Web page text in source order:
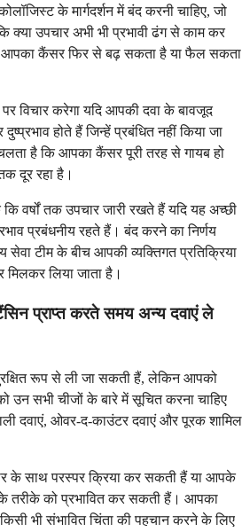
के मार्गदर्शन में बंद करनी चाहिए, जो
क्या उपचार अभी भी प्रभावी ढंग से काम कर
आपका कैंसर फिर से बढ़ सकता है या फैल सकता
विचार करेगा यदि आपकी दवा के बावजूद
होते हैं जिन्हें प्रबंधित नहीं किया जा
है कि आपका कैंसर पूरी तरह से गायब हो
दूर रहा है।
वर्षों तक उपचार जारी रखते हैं यदि यह अच्छी
प्रबंधनीय रहते हैं। बंद करने का निर्णय
टीम के बीच आपकी व्यक्तिगत प्रतिक्रिया
लिया जाता है।
प्राप्त करते समय अन्य दवाएं ले
रूप से ली जा सकती हैं, लेकिन आपको
उन सभी चीजों के बारे में सूचित करना चाहिए
दवाएं, ओवर-द-काउंटर दवाएं और पूरक शामिल
साथ परस्पर क्रिया कर सकती हैं या आपके
के तरीके को प्रभावित कर सकती हैं। आपका
भी संभावित चिंता की पहचान करने के लिए